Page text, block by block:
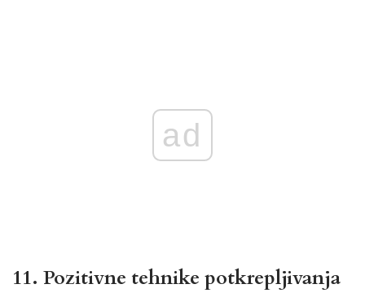
ad
11. Pozitivne tehnike potkrepljivanja